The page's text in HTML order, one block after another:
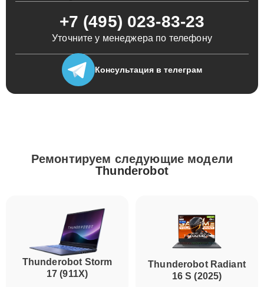
+7 (495) 023-83-23
Уточните у менеджера по телефону
Консультация в телеграм
Ремонтируем следующие модели
Thunderobot
Thunderobot Storm
17 (911X)
Thunderobot Radiant
16 S (2025)